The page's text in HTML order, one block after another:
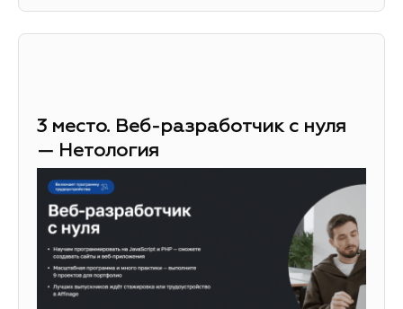
3 место. Веб-разработчик с нуля
— Нетология